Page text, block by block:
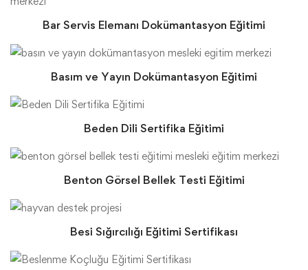
Bar Servis Elemanı Dokümantasyon Eğitimi
Basım ve Yayın Dokümantasyon Eğitimi
Beden Dili Sertifika Eğitimi
Benton Görsel Bellek Testi Eğitimi
Besi Sığırcılığı Eğitimi Sertifikası